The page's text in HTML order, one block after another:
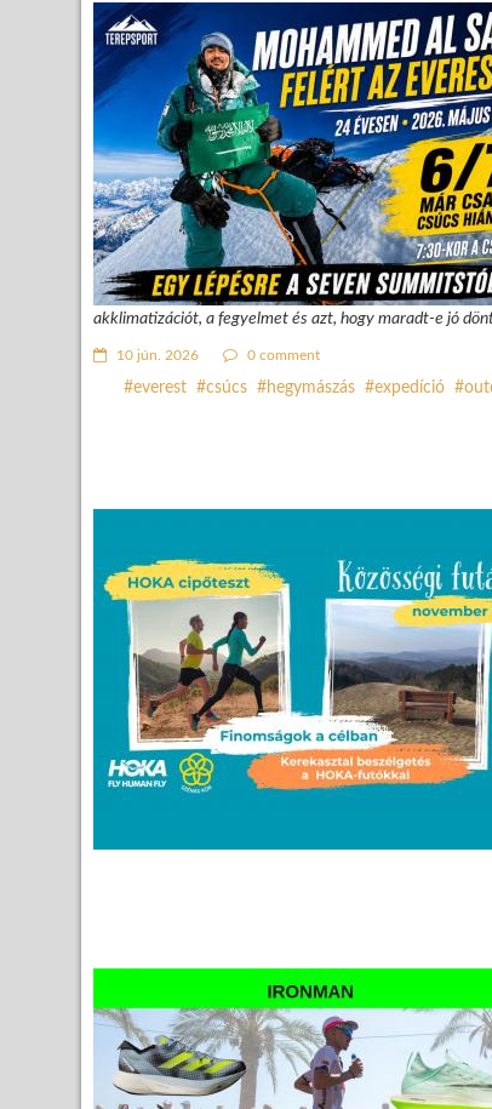
akklimatizációt, a fegyelmet és azt, hogy maradt-e jó
10 jún. 2026 0 comment
everest csúcs hegymászás expedíció